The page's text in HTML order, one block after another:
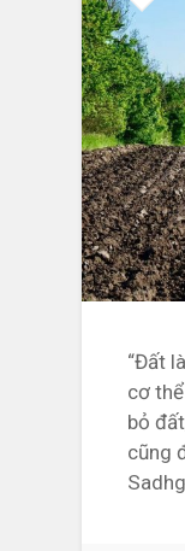
“Đất
cơ
bỏ
cũng